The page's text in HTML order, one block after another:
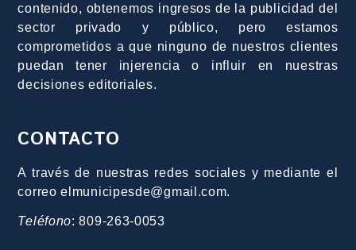
contenido, obtenemos ingresos de la publicidad del
sector privado y público, pero estamos
comprometidos a que ninguno de nuestros clientes
puedan tener injerencia o influir en nuestras
decisiones editoriales.
CONTACTO
A través de nuestras redes sociales y mediante el
correo elmunicipesde@gmail.com.
Teléfono: 809-263-0053